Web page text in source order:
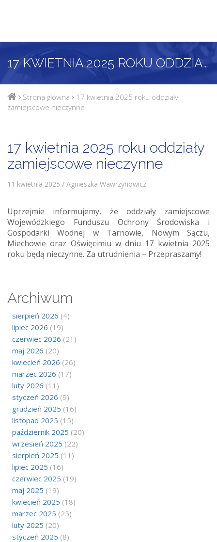
17 KWIETNIA 2025 ROKU ODDZIAŁY ZAMIEJSCOWE NIECZYNNE
Strona główna
17 kwietnia 2025 roku oddziały
zamiejscowe nieczynne
17 kwietnia 2025 roku oddziały
zamiejscowe nieczynne
11 kwietnia 2025 / Agnieszka Wawrzynowicz
Uprzejmie informujemy, że oddziały zamiejscowe
Wojewódzkiego Funduszu Ochrony Środowiska i
Gospodarki Wodnej w Tarnowie, Nowym Sączu,
Miechowie oraz Oświęcimiu w dniu 17 kwietnia 2025
roku będą nieczynne. Za utrudnienia – Przepraszamy!
Archiwum
sierpień 2026 (4)
lipiec 2026 (19)
czerwiec 2026 (21)
maj 2026 (20)
kwiecień 2026 (26)
marzec 2026 (17)
luty 2026 (11)
styczeń 2026 (9)
grudzień 2025 (16)
listopad 2025 (15)
październik 2025 (20)
wrzesień 2025 (22)
sierpień 2025 (11)
lipiec 2025 (16)
czerwiec 2025 (19)
maj 2025 (19)
kwiecień 2025 (18)
marzec 2025 (25)
luty 2025 (20)
styczeń 2025 (8)